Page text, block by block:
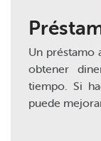
Un préstamo
obtener
tiempo. Si
puede